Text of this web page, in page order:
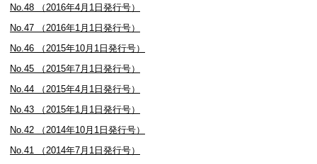
No.48 （2016年4月1日発行号）
No.47 （2016年1月1日発行号）
No.46 （2015年10月1日発行号）
No.45 （2015年7月1日発行号）
No.44 （2015年4月1日発行号）
No.43 （2015年1月1日発行号）
No.42 （2014年10月1日発行号）
No.41 （2014年7月1日発行号）